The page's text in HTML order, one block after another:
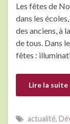
Les fêtes de
dans les
des anciens, à
de tous. Dans
fêtes :
Lire la suite
actualité,